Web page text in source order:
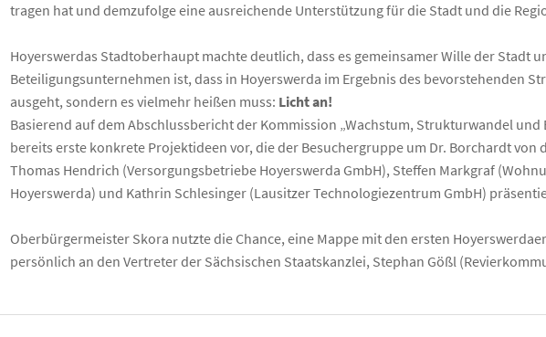
Suche
für:
tragen hat und demzufolge eine ausreichende Unterstützung für die Stadt und die
Hoyerswerdas Stadtoberhaupt machte deutlich, dass es gemeinsamer Wille der Stadt
Beteiligungsunternehmen ist, dass in Hoyerswerda im Ergebnis des bevorstehenden
ausgeht, sondern es vielmehr heißen muss: Licht an!
Basierend auf dem Abschlussbericht der Kommission „Wachstum, Strukturwandel und
bereits erste konkrete Projektideen vor, die der Besuchergruppe um Dr. Borchardt von
Thomas Hendrich (Versorgungsbetriebe Hoyerswerda GmbH), Steffen Markgraf
Hoyerswerda) und Kathrin Schlesinger (Lausitzer Technologiezentrum GmbH)
Oberbürgermeister Skora nutzte die Chance, eine Mappe mit den ersten
persönlich an den Vertreter der Sächsischen Staatskanzlei, Stephan Gößl